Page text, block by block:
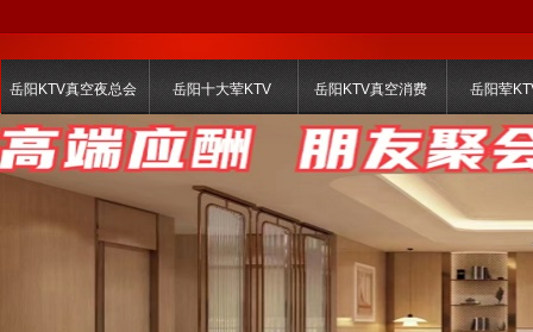
岳阳KTV真空夜总会 岳阳十大荤KTV 岳阳KTV真空消费 岳阳荤